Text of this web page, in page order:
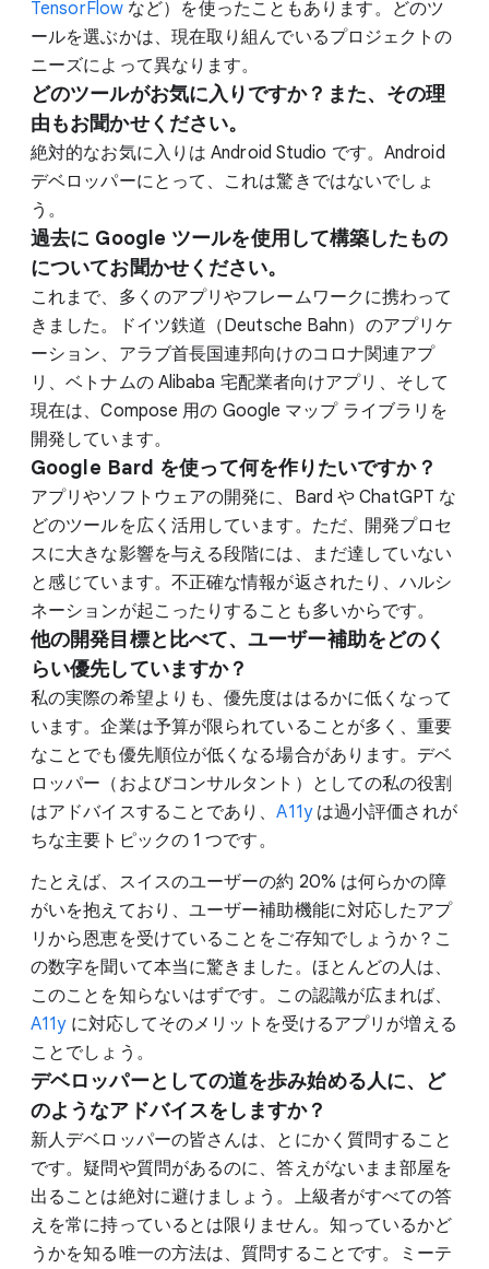
TensorFlow など）を使ったこともあります。どのツ
ールを選ぶかは、現在取り組んでいるプロジェクトの
ニーズによって異なります。
どのツールがお気に入りですか？また、その理
由もお聞かせください。
絶対的なお気に入りは Android Studio です。Android
デベロッパーにとって、これは驚きではないでしょ
う。
過去に Google ツールを使用して構築したもの
についてお聞かせください。
これまで、多くのアプリやフレームワークに携わって
きました。ドイツ鉄道（Deutsche Bahn）のアプリケ
ーション、アラブ首長国連邦向けのコロナ関連アプ
リ、ベトナムの Alibaba 宅配業者向けアプリ、そして
現在は、Compose 用の Google マップ ライブラリを
開発しています。
Google Bard を使って何を作りたいですか？
アプリやソフトウェアの開発に、Bard や ChatGPT な
どのツールを広く活用しています。ただ、開発プロセ
スに大きな影響を与える段階には、まだ達していない
と感じています。不正確な情報が返されたり、ハルシ
ネーションが起こったりすることも多いからです。
他の開発目標と比べて、ユーザー補助をどのく
らい優先していますか？
私の実際の希望よりも、優先度ははるかに低くなって
います。企業は予算が限られていることが多く、重要
なことでも優先順位が低くなる場合があります。デベ
ロッパー（およびコンサルタント）としての私の役割
はアドバイスすることであり、A11yは過小評価されが
ちな主要トピックの 1 つです。
たとえば、スイスのユーザーの約 20% は何らかの障
がいを抱えており、ユーザー補助機能に対応したアプ
リから恩恵を受けていることをご存知でしょうか？こ
の数字を聞いて本当に驚きました。ほとんどの人は、
このことを知らないはずです。この認識が広まれば、
A11yに対応してそのメリットを受けるアプリが増える
ことでしょう。
デベロッパーとしての道を歩み始める人に、ど
のようなアドバイスをしますか？
新人デベロッパーの皆さんは、とにかく質問すること
です。疑問や質問があるのに、答えがないまま部屋を
出ることは絶対に避けましょう。上級者がすべての答
えを常に持っているとは限りません。知っているかど
うかを知る唯一の方法は、質問することです。ミーテ